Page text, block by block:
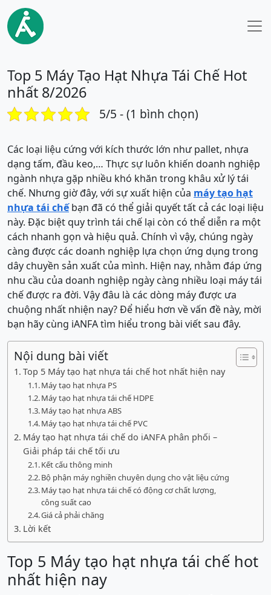
Top 5 Máy Tạo Hạt Nhựa Tái Chế Hot
nhất 8/2026
5/5 - (1 bình chọn)
Các loại liệu cứng với kích thước lớn như pallet, nhựa
dạng tấm, đầu keo,… Thực sự luôn khiến doanh nghiệp
ngành nhựa gặp nhiều khó khăn trong khâu xử lý tái
chế. Nhưng giờ đây, với sự xuất hiện của máy tạo hạt
nhựa tái chếbạn đã có thể giải quyết tất cả các loại liệu
này. Đặc biệt quy trình tái chế lại còn có thể diễn ra một
cách nhanh gọn và hiệu quả. Chính vì vậy, chúng ngày
càng được các doanh nghiệp lựa chọn ứng dụng trong
dây chuyền sản xuất của mình. Hiện nay, nhằm đáp ứng
nhu cầu của doanh nghiệp ngày càng nhiều loại máy tái
chế được ra đời. Vậy đâu là các dòng máy được ưa
chuộng nhất nhiện nay? Để hiểu hơn về vấn đề này, mời
bạn hãy cùng iANFA tìm hiểu trong bài viết sau đây.
Nội dung bài viết
Top 5 Máy tạo hạt nhựa tái chế hot nhất hiện nay
Máy tạo hạt nhựa PS
Máy tạo hạt nhựa tái chế HDPE
Máy tạo hạt nhựa ABS
Máy tạo hạt nhựa tái chế PVC
Máy tạo hạt nhựa tái chế do iANFA phân phối –
Giải pháp tái chế tối ưu
Kết cấu thông minh
Bộ phận máy nghiền chuyên dụng cho vật liệu cứng
Máy tạo hạt nhựa tái chế có động cơ chất lượng,
công suất cao
Giá cả phải chăng
Lời kết
Top 5 Máy tạo hạt nhựa tái chế hot
nhất hiện nay